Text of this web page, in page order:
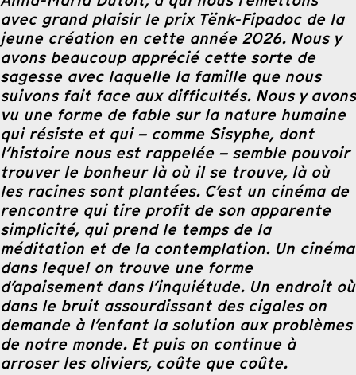
avec grand plaisir le prix Tënk-Fipadoc de la
jeune création en cette année 2026. Nous y
avons beaucoup apprécié cette sorte de
sagesse avec laquelle la famille que nous
suivons fait face aux difficultés. Nous y avons
vu une forme de fable sur la nature humaine
qui résiste et qui – comme Sisyphe, dont
l’histoire nous est rappelée – semble pouvoir
trouver le bonheur là où il se trouve, là où
les racines sont plantées. C’est un cinéma de
rencontre qui tire profit de son apparente
simplicité, qui prend le temps de la
méditation et de la contemplation. Un cinéma
dans lequel on trouve une forme
d’apaisement dans l’inquiétude. Un endroit où
dans le bruit assourdissant des cigales on
demande à l’enfant la solution aux problèmes
de notre monde. Et puis on continue à
arroser les oliviers, coûte que coûte.